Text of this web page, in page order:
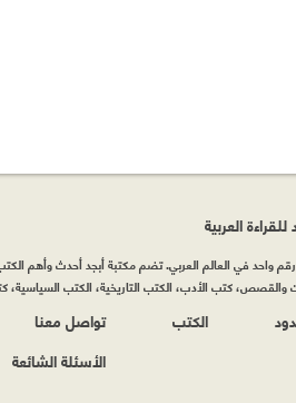
العربية
واحد في العالم العربي. تضم مكتبة أبجد أحدث وأهم
والقصص، كتب الأدب، الكتب التاريخية، الكتب
الكتب
تواصل معنا
الأسئلة الشائعة